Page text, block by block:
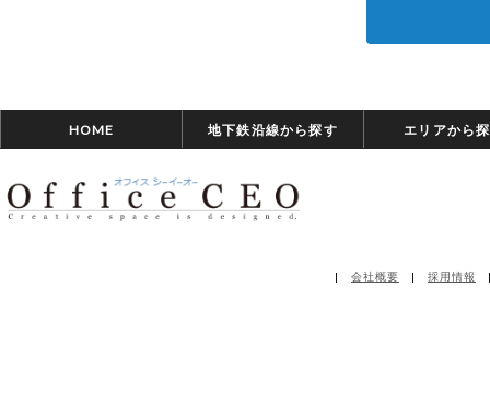
HOME 地下鉄沿線から探す エリアから
| 会社概要 | 採用情報